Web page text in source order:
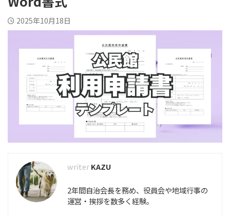
2025年10月18日
KAZU
2年間自治会長を務め、役員会や地域行事の
運営・挨拶を数多く経験。